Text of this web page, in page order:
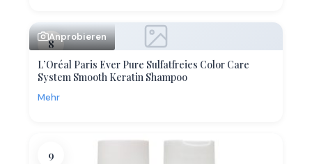
8
Anprobieren
L’Oréal Paris Ever Pure Sulfatfreies Color Care
System Smooth Keratin Shampoo
Mehr
9